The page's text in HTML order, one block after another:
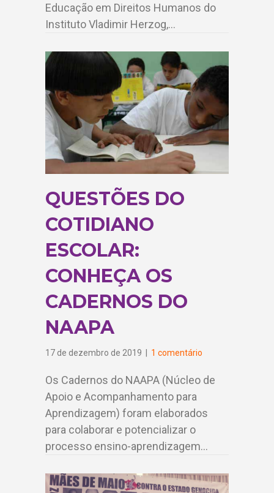
Educação em Direitos Humanos do
Instituto Vladimir Herzog,…
QUESTÕES DO
COTIDIANO
ESCOLAR:
CONHEÇA OS
CADERNOS DO
NAAPA
17 de dezembro de 2019 1 comentário
Os Cadernos do NAAPA (Núcleo de
Apoio e Acompanhamento para
Aprendizagem) foram elaborados
para colaborar e potencializar o
processo ensino-aprendizagem…